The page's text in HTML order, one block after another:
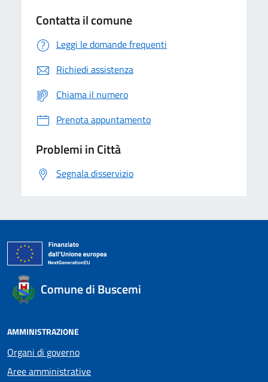
Contatta il comune
Leggi le domande frequenti
Richiedi assistenza
Chiama il numero
Prenota appuntamento
Problemi in Città
Segnala disservizio
Comune di Buscemi
AMMINISTRAZIONE
Organi di governo
Aree amministrative